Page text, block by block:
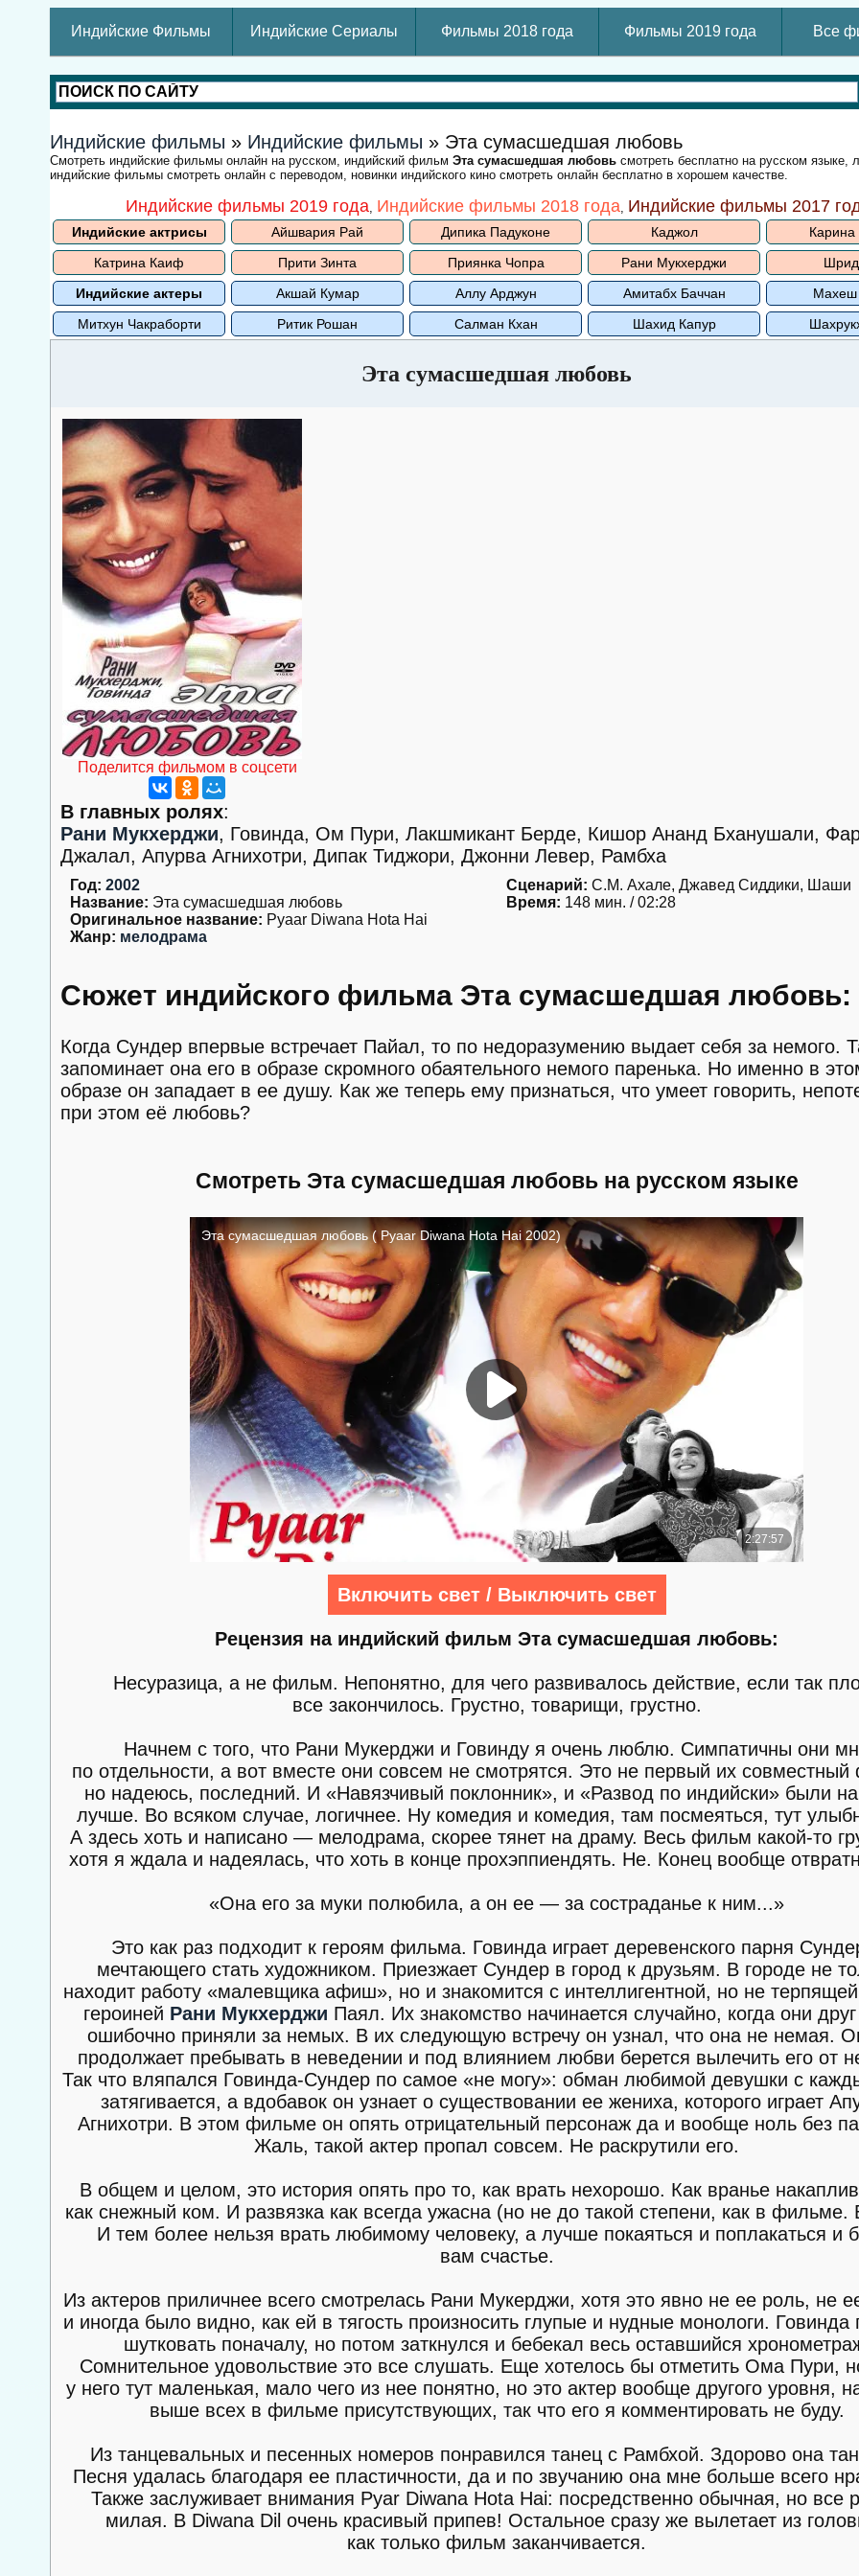
Индийские Фильмы Индийские Сериалы Фильмы 2018 года Фильмы 2019 года Все
Индийские фильмы » Индийские фильмы » Эта сумасшедшая любовь
Смотреть индийские фильмы онлайн на русском, индийский фильм Эта сумасшедшая любовь смотреть бесплатно на русском языке,
индийские фильмы смотреть онлайн с переводом, новинки индийского кино смотреть онлайн бесплатно в хорошем качестве.
Индийские фильмы 2019 года, Индийские фильмы 2018 года, Индийские фильмы 2017
Индийские актрисы Айшвария Рай Дипика Падуконе Каджол
Карина
Катрина Каиф
Прити Зинта Приянка Чопра Рани Мукхерджи
Индийские актеры
Акшай Кумар Аллу Арджун Амитабх Баччан
Махеш
Митхун Чакраборти
Ритик Рошан Салман Кхан Шахид Капур
Эта сумасшедшая любовь
Поделится фильмом в соцсети
В главных ролях:
Рани Мукхерджи, Говинда, Ом Пури, Лакшмикант Берде, Кишор Ананд Бханушали,
Джалал, Апурва Агнихотри, Дипак Тиджори, Джонни Левер, Рамбха
Год: 2002
Название: Эта сумасшедшая любовь
Оригинальное название: Pyaar Diwana Hota Hai
Жанр: мелодрама
Сценарий: С.М. Ахале, Джавед Сиддики, Шаши
Время: 148 мин. / 02:28
Сюжет индийского фильма Эта сумасшедшая любовь:
Когда Сундер впервые встречает Пайал, то по недоразумению выдает себя за немого.
запоминает она его в образе скромного обаятельного немого паренька. Но именно в
образе он западает в ее душу. Как же теперь ему признаться, что умеет говорить,
при этом её любовь?
Смотреть Эта сумасшедшая любовь на русском языке
Включить свет / Выключить свет
Рецензия на индийский фильм Эта сумасшедшая любовь:
Несуразица, а не фильм. Непонятно, для чего развивалось действие, если так
все закончилось. Грустно, товарищи, грустно.
Начнем с того, что Рани Мукерджи и Говинду я очень люблю. Симпатичны они
по отдельности, а вот вместе они совсем не смотрятся. Это не первый их
но надеюсь, последний. И «Навязчивый поклонник», и «Развод по индийски» были
лучше. Во всяком случае, логичнее. Ну комедия и комедия, там посмеяться, тут
А здесь хоть и написано — мелодрама, скорее тянет на драму. Весь фильм какой-то
хотя я ждала и надеялась, что хоть в конце прохэппиендять. Не. Конец вообще
«Она его за муки полюбила, а он ее — за состраданье к ним...»
Это как раз подходит к героям фильма. Говинда играет деревенского парня
мечтающего стать художником. Приезжает Сундер в город к друзьям. В городе не
находит работу «малевщика афиш», но и знакомится с интеллигентной, но не
героиней Рани Мукхерджи Паял. Их знакомство начинается случайно, когда они друг
ошибочно приняли за немых. В их следующую встречу он узнал, что она не немая.
продолжает пребывать в неведении и под влиянием любви берется вылечить его от
Так что вляпался Говинда-Сундер по самое «не могу»: обман любимой девушки с
затягивается, а вдобавок он узнает о существовании ее жениха, которого играет
Агнихотри. В этом фильме он опять отрицательный персонаж да и вообще ноль без
Жаль, такой актер пропал совсем. Не раскрутили его.
В общем и целом, это история опять про то, как врать нехорошо. Как вранье
как снежный ком. И развязка как всегда ужасна (но не до такой степени, как в фильме.
И тем более нельзя врать любимому человеку, а лучше покаяться и поплакаться и
вам счастье.
Из актеров приличнее всего смотрелась Рани Мукерджи, хотя это явно не ее роль, не
и иногда было видно, как ей в тягость произносить глупые и нудные монологи. Говинда
шутковать поначалу, но потом заткнулся и бебекал весь оставшийся
Сомнительное удовольствие это все слушать. Еще хотелось бы отметить Ома Пури,
у него тут маленькая, мало чего из нее понятно, но это актер вообще другого уровня,
выше всех в фильме присутствующих, так что его я комментировать не буду.
Из танцевальных и песенных номеров понравился танец с Рамбхой. Здорово она
Песня удалась благодаря ее пластичности, да и по звучанию она мне больше всего
Также заслуживает внимания Pyar Diwana Hota Hai: посредственно обычная, но все
милая. В Diwana Dil очень красивый припев! Остальное сразу же вылетает из
как только фильм заканчивается.